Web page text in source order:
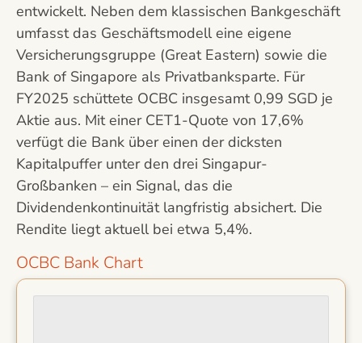
entwickelt. Neben dem klassischen Bankgeschäft
umfasst das Geschäftsmodell eine eigene
Versicherungsgruppe (Great Eastern) sowie die
Bank of Singapore als Privatbanksparte. Für
FY2025 schüttete OCBC insgesamt 0,99 SGD je
Aktie aus. Mit einer CET1-Quote von 17,6%
verfügt die Bank über einen der dicksten
Kapitalpuffer unter den drei Singapur-
Großbanken – ein Signal, das die
Dividendenkontinuität langfristig absichert. Die
Rendite liegt aktuell bei etwa 5,4%.
OCBC Bank Chart